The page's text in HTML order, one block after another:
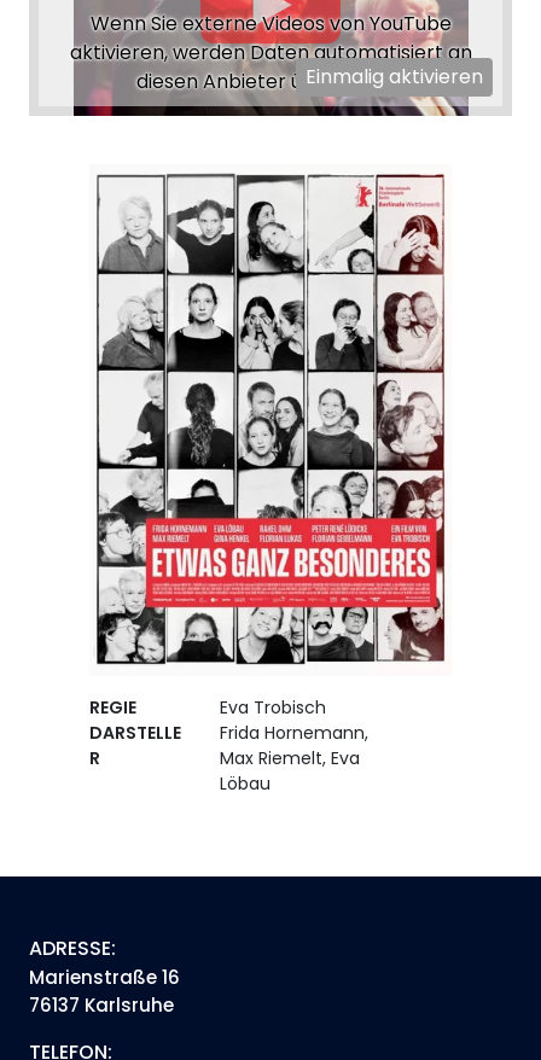
Wenn Sie externe Videos von YouTube
aktivieren, werden Daten automatisiert an
diesen Anbieter übertragen.
Einmalig aktivieren
REGIE
Eva Trobisch
DARSTELLE
R
Frida Hornemann,
Max Riemelt, Eva
Löbau
ADRESSE:
Marienstraße 16
76137 Karlsruhe
TELEFON: